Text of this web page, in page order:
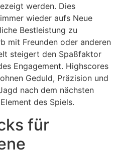
werden. Dies
wieder aufs Neue
Bestleistung zu
mit Freunden oder anderen
steigert den Spaßfaktor
Engagement. Highscores
Geduld, Präzision und
nach dem nächsten
des Spiels.
für